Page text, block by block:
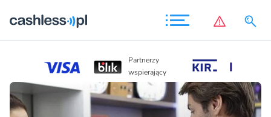
Partnerzy
wspierający